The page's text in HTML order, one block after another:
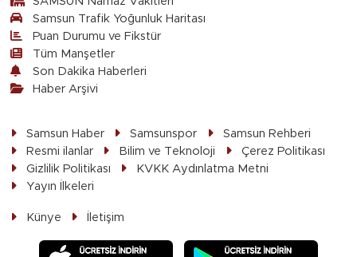
Samsun Trafik Yoğunluk Haritası
Puan Durumu ve Fikstür
Tüm Manşetler
Son Dakika Haberleri
Haber Arşivi
Samsun Haber Samsunspor
Samsun Rehberi
Resmi ilanlar
Bilim ve Teknoloji
Çerez Politikası
Gizlilik Politikası
KVKK Aydınlatma Metni
Yayın İlkeleri
Künye İletişim